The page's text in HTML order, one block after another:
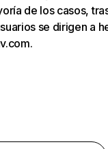
de los casos,
se dirigen a